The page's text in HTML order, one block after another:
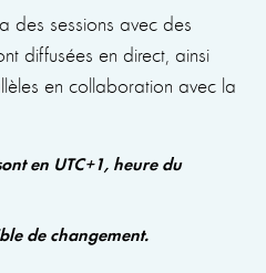
des sessions avec des
diffusées en direct, ainsi
en collaboration avec la
en UTC+1, heure du
de changement.